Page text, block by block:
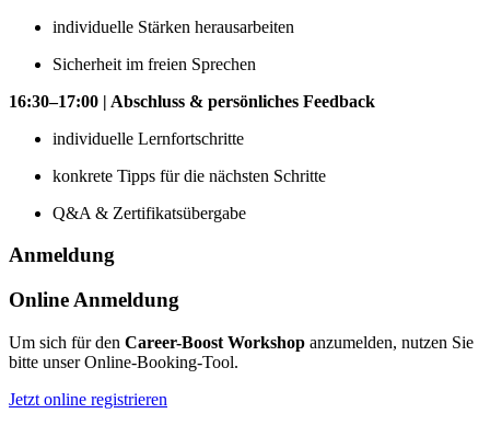
individuelle Stärken herausarbeiten
Sicherheit im freien Sprechen
16:30–17:00 | Abschluss & persönliches Feedback
individuelle Lernfortschritte
konkrete Tipps für die nächsten Schritte
Q&A & Zertifikatsübergabe
Anmeldung
Online Anmeldung
Um sich für den Career-Boost Workshop anzumelden, nutzen Sie
bitte unser Online-Booking-Tool.
Jetzt online registrieren